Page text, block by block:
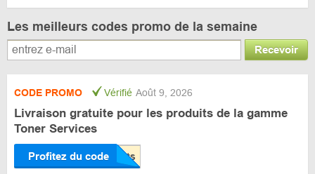
Les meilleurs codes promo de la semaine
Recevoir
CODE PROMO Vérifié Août 9, 2026
Livraison gratuite pour les produits de la gamme
Toner Services
Profitez du code